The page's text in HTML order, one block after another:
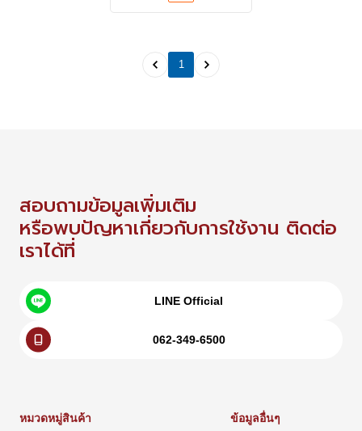
1
สอบถามข้อมูลเพิ่มเติม
หรือพบปัญหาเกี่ยวกับการใช้งาน ติดต่อ
เราได้ที่
LINE Official
062-349-6500
หมวดหมู่สินค้า ข้อมูลอื่นๆ